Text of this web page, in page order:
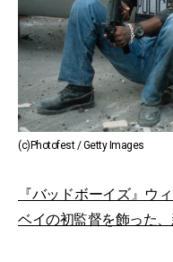
(c)Photofest / Getty Images
『バッドボーイズ』ウ
ベイの初監督を飾った